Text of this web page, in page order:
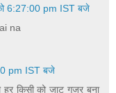
6:27:00 pm IST बजे
na
pm IST बजे
किसी को जाट गुजर बना